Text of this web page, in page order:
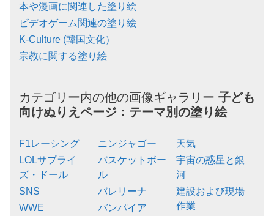
本や漫画に関連した塗り絵
ビデオゲーム関連の塗り絵
K-Culture (韓国文化）
宗教に関する塗り絵
カテゴリー内の他の画像ギャラリー 子ども
向けぬりえページ： テーマ別の塗り絵
F1レーシング
LOLサプライ
ズ・ドール
SNS
WWE
ニンジャゴー
バスケットボー
ル
バレリーナ
バンパイア
天気
宇宙の惑星と銀
河
建設および現場
作業